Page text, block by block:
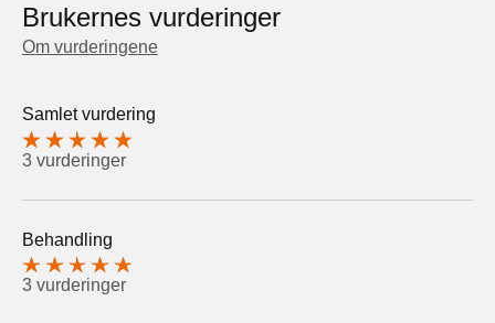
Brukernes vurderinger
Om vurderingene
Samlet vurdering
3 vurderinger
Behandling
3 vurderinger